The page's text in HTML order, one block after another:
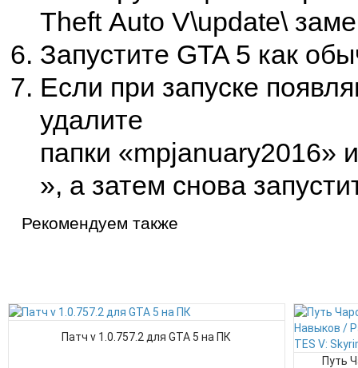
Theft Auto V\update\
Запустите GTA 5 как
Если при запуске
удалите
папки «mpjanuary2016»
», а затем снова
Рекомендуем также
Патч v 1.0.757.2 для GTA 5 на ПК
Путь